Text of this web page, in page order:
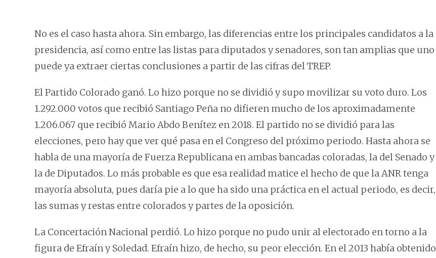
No es el caso hasta ahora. Sin embargo, las diferencias entre los principales candidatos a la
presidencia, así como entre las listas para diputados y senadores, son tan amplias que uno
puede ya extraer ciertas conclusiones a partir de las cifras del TREP.
El Partido Colorado ganó. Lo hizo porque no se dividió y supo movilizar su voto duro. Los
1.292.000 votos que recibió Santiago Peña no difieren mucho de los aproximadamente
1.206.067 que recibió Mario Abdo Benítez en 2018. El partido no se dividió para las
elecciones, pero hay que ver qué pasa en el Congreso del próximo periodo. Hasta ahora se
habla de una mayoría de Fuerza Republicana en ambas bancadas coloradas, la del Senado y
la de Diputados. Lo más probable es que esa realidad matice el hecho de que la ANR tenga
mayoría absoluta, pues daría pie a lo que ha sido una práctica en el actual periodo, es decir,
las sumas y restas entre colorados y partes de la oposición.
La Concertación Nacional perdió. Lo hizo porque no pudo unir al electorado en torno a la
figura de Efraín y Soledad. Efraín hizo, de hecho, su peor elección. En el 2013 había obtenido